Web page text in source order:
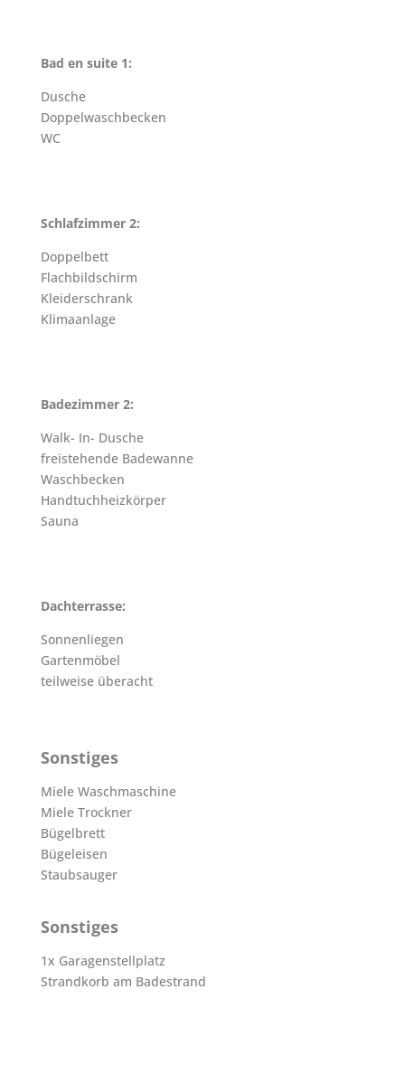
Bad en suite 1:
Dusche
Doppelwaschbecken
WC
Schlafzimmer 2:
Doppelbett
Flachbildschirm
Kleiderschrank
Klimaanlage
Badezimmer 2:
Walk- In- Dusche
freistehende Badewanne
Waschbecken
Handtuchheizkörper
Sauna
Dachterrasse:
Sonnenliegen
Gartenmöbel
teilweise überacht
Sonstiges
Miele Waschmaschine
Miele Trockner
Bügelbrett
Bügeleisen
Staubsauger
Sonstiges
1x Garagenstellplatz
Strandkorb am Badestrand